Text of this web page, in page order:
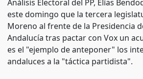
Análisis Electoral del PP, Elías
este domingo que la tercera
Moreno al frente de la Presidencia
Andalucía tras pactar con Vox un
es el "ejemplo de anteponer" los
andaluces a la "táctica partidista".